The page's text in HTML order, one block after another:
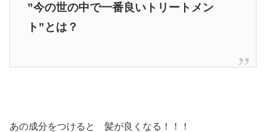
”今の世の中で一番良いトリートメン
ト”とは？
あの成分をつけると 髪が良くなる！！！